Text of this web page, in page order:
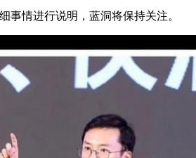
事情进行说明，蓝洞将保持关注。